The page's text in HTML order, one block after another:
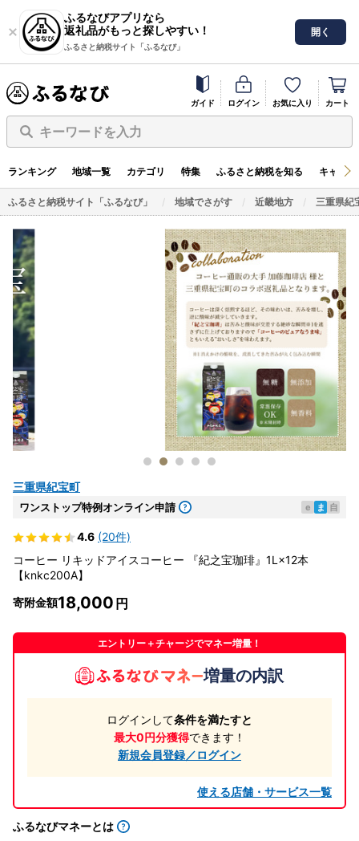
ふるなびアプリなら
返礼品がもっと探しやすい！
ふるさと納税サイト「ふるなび」
開く
ガイド ログイン お気に入り カート
キーワードを入力
ランキング 地域一覧 カテゴリ 特集 ふるさと納税を知る キャン
ふるさと納税サイト「ふるなび」 地域でさがす 近畿地方 三重県紀
三重県紀宝町
ワンストップ特例オンライン申請 e ま 自
4.6 (20件)
コーヒー リキッドアイスコーヒー 『紀之宝珈琲』1L×12本
【knkc200A】
寄附金額18,000
エントリー＋チャージでマネー増量！
増量の内訳
ログインして条件を満たすと
最大0円分獲得できます！
新規会員登録／ログイン
使える店舗・サービス一覧
ふるなびマネーとは